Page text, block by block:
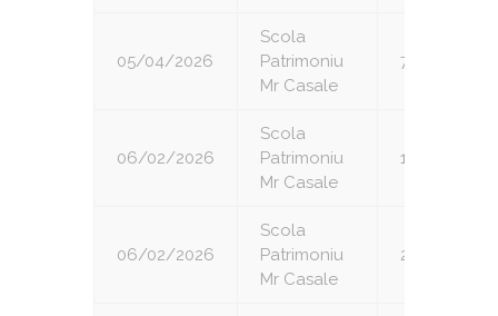
05/04/2026
Scola
Patrimoniu
Mr Casale
7
06/02/2026
Scola
Patrimoniu
Mr Casale
1
06/02/2026
Scola
Patrimoniu
Mr Casale
2